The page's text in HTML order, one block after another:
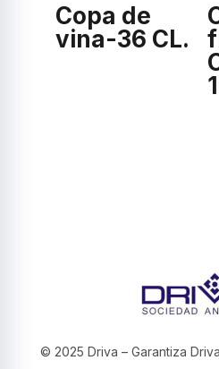
Copa de
vina-36 CL.
© 2025 Driva – Garantiza